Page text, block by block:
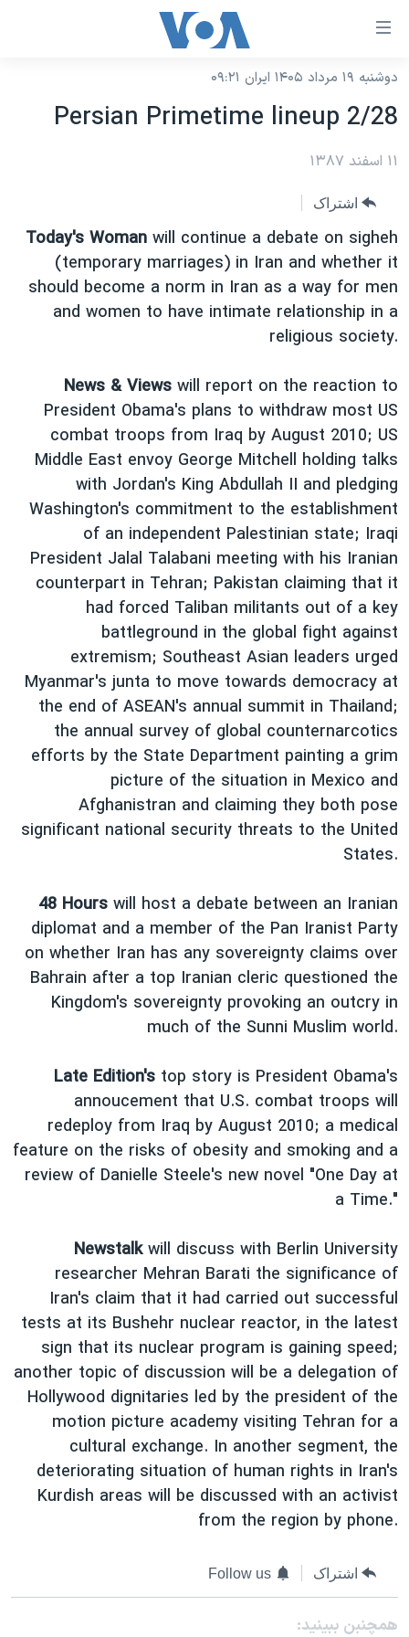
لینکهای
دسترسی
جهش
محتوای
جهش
به
صفحه
اصلی
جهش
نسخه سبک وب‌سایت
موضوع ها
ایران
آمریکا
جهان
ورزشی
گزیده‌ها
ویدیوها
فرهنگ و زندگی
حقوق شهروندی
اقتصادی
علم و فناوری
اسرائیل در جنگ
گالری عکس
آرشیو پخش زنده
برنامه های تلویزیونی
جدول برنامه ها
صفحه‌های ویژه
جام جهانی ۲۰۲۶
عملیات خشم حماسی
بایگانی برنامه‌های تلویزیونی
مستندها
انتخابات ریاست جمهوری آمریکا ۲۰۲۴
حمله جمهوری اسلامی به اسرائیل
رمز مهسا
ورزش زنان در ایران
اعتراضات زن، زندگی، آزادی
مجموعه مستندهای دادخواهی
تریبونال مردمی آبان ۹۸
دادگاه حمید نوری
چهل سال گروگان‌گیری
قانون شفافیت دارائی کادر رهبری ایران
اعتراضات مردمی آبان ۹۸
اسرائیل در جنگ
نرگس محمدی برنده جایزه نوبل صلح
صفحه‌های ویژه
سفر پرزیدنت ترامپ به چین
فرکانس‌های صدای آمریکا
پخش رادیویی
یادگیری زبان انگلیسی
دنبال کنید
زبانهای مختلف
دوشنبه ۱۹ مرداد ۱۴۰۵ ایران ۰۹:۲۱
Persian Primetime lineup 2/28
۱۱ اسفند ۱۳۸۷
اشتراک
Today's Woman will continue a debate on sigheh
(temporary marriages) in Iran and whether it
should become a norm in Iran as a way for men
and women to have intimate relationship in a
religious society.
News & Views will report on the reaction to
President Obama's plans to withdraw most US
combat troops from Iraq by August 2010; US
Middle East envoy George Mitchell holding talks
with Jordan's King Abdullah II and pledging
Washington's commitment to the establishment
of an independent Palestinian state; Iraqi
President Jalal Talabani meeting with his Iranian
counterpart in Tehran; Pakistan claiming that it
had forced Taliban militants out of a key
battleground in the global fight against
extremism; Southeast Asian leaders urged
Myanmar's junta to move towards democracy at
the end of ASEAN's annual summit in Thailand;
the annual survey of global counternarcotics
efforts by the State Department painting a grim
picture of the situation in Mexico and
Afghanistran and claiming they both pose
significant national security threats to the United
States.
48 Hours will host a debate between an Iranian
diplomat and a member of the Pan Iranist Party
on whether Iran has any sovereignty claims over
Bahrain after a top Iranian cleric questioned the
Kingdom's sovereignty provoking an outcry in
much of the Sunni Muslim world.
Late Edition's top story is President Obama's
annoucement that U.S. combat troops will
redeploy from Iraq by August 2010; a medical
feature on the risks of obesity and smoking and a
review of Danielle Steele's new novel "One Day at
a Time."
Newstalkwill discuss with Berlin University
researcher Mehran Barati the significance of
Iran's claim that it had carried out successful
tests at its Bushehr nuclear reactor, in the latest
sign that its nuclear program is gaining speed;
another topic of discussion will be a delegation of
Hollywood dignitaries led by the president of the
motion picture academy visiting Tehran for a
cultural exchange. In another segment, the
deteriorating situation of human rights in Iran's
Kurdish areas will be discussed with an activist
from the region by phone.
اشتراک Follow us
همچنبن ببینید: